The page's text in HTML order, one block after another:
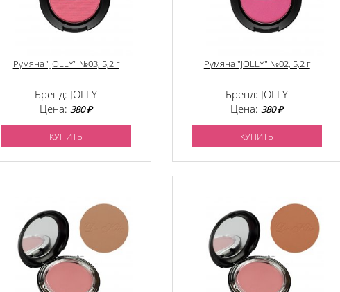
Румяна "JOLLY" №03, 5,2 г
Бренд: JOLLY
Цена:380 ₽
КУПИТЬ
Румяна "JOLLY" №02, 5,2 г
Бренд: JOLLY
Цена:380 ₽
КУПИТЬ